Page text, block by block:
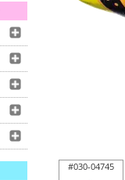
#030-04745